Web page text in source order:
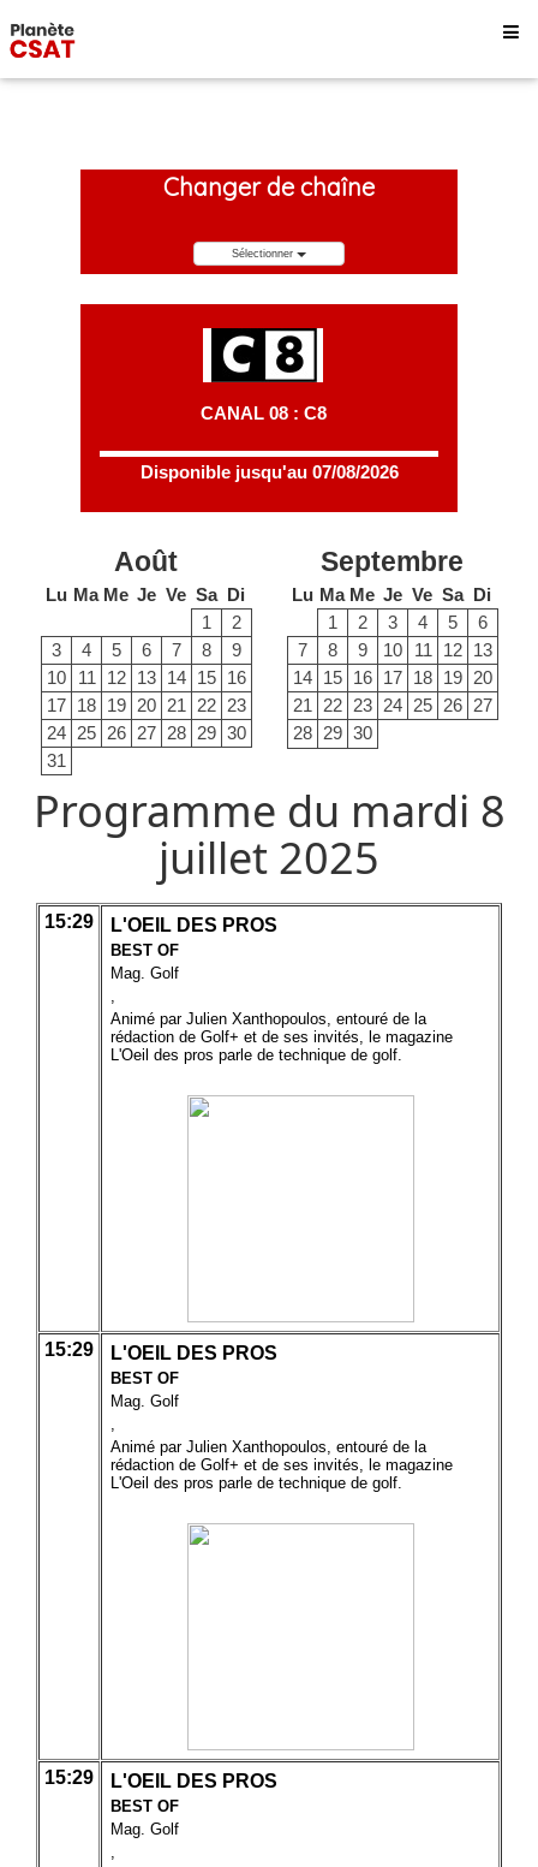
Changer de chaîne
Sélectionner
CANAL 08 : C8
Disponible jusqu'au 07/08/2026
Août
Lu Ma Me Je Ve Sa Di
1
2
3
4 5 6 7 8
9
10
11 12 13 14 15 16
17 18 19 20 21 22 23
24 25 26 27 28 29 30
31
Septembre
Lu Ma Me Je Ve Sa Di
1
2 3 4 5
6
7
8 9 10 11 12 13
14 15 16 17 18 19 20
21
22 23 24 25 26 27
28 29 30
Programme du mardi 8
juillet 2025